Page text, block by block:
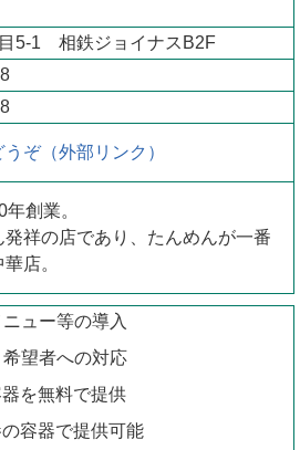
5-1 相鉄ジョイナスB2F
ぞ（外部リンク）
創業。
祥の店であり、たんめんが一番
店。
ュー等の導入
望者への対応
器を無料で提供
の容器で提供可能